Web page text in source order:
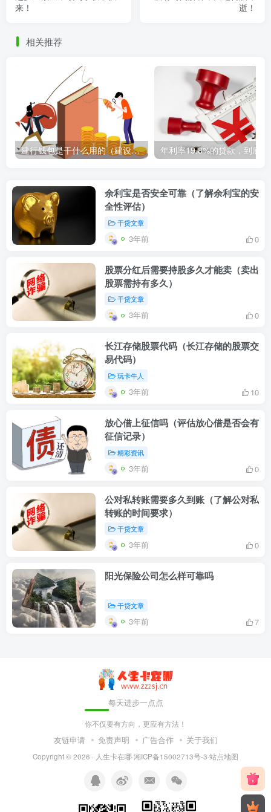
来！
逝！
相关推荐
建行钱包是干什么用的（建设银行钱包的功能和用途简介）
余利宝是否安全可靠（了解余利宝的安
全性评估）
干贷文章
3年前 0
股票分红后需要持股多久才能卖（卖出
股票需持有多久）
干贷文章
3年前 0
长江存储股票代码（长江存储的股票交
易代码）
玩卡牛人
3年前 10
放心借上征信吗（评估放心借是否会有
征信记录）
精彩资讯
3年前 0
公对私转账需要多久到账（了解公对私
转账的时间要求）
干贷文章
3年前 0
阳光保险公司怎么样可靠吗
干贷文章
3年前 7
每天进步一点点
你不仅要有方向，更应有方法！
友链申请 免责声明 广告合作 关于我们
Copyright © 2026 · 人生卡在哪·湘ICP备15002713号-3·站点地图